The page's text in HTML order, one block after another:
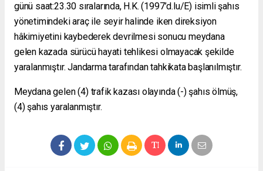
günü saat:23.30 sıralarında, H.K. (1997’d.lu/E) isimli şahıs
yönetimindeki araç ile seyir halinde iken direksiyon
hâkimiyetini kaybederek devrilmesi sonucu meydana
gelen kazada sürücü hayati tehlikesi olmayacak şekilde
yaralanmıştır. Jandarma tarafından tahkikata başlanılmıştır.
Meydana gelen (4) trafik kazası olayında (-) şahıs ölmüş,
(4) şahıs yaralanmıştır.